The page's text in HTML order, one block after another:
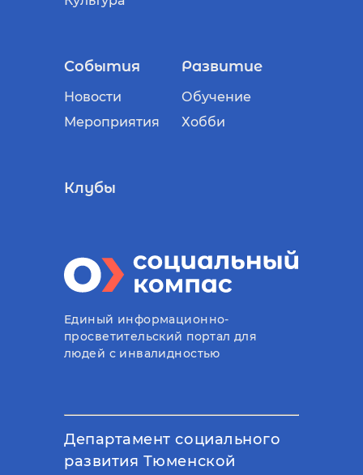
События
Новости
Мероприятия
Развитие
Обучение
Хобби
Клубы
Единый информационно-
просветительский портал для
людей с инвалидностью
Департамент социального
развития Тюменской